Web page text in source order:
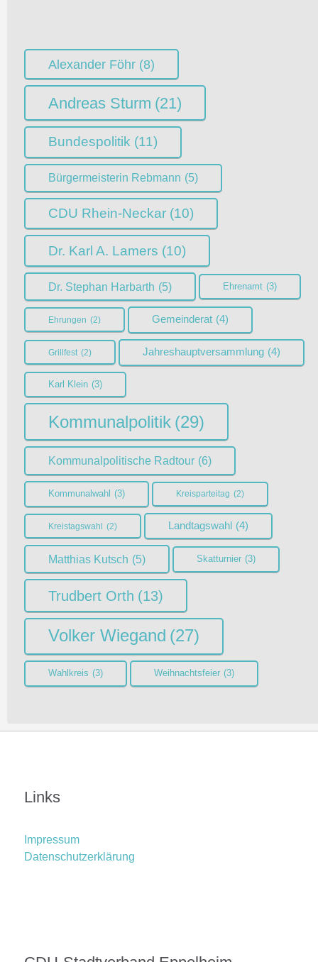
Alexander Föhr (8)
Andreas Sturm (21)
Bundespolitik (11)
Bürgermeisterin Rebmann (5)
CDU Rhein-Neckar (10)
Dr. Karl A. Lamers (10)
Dr. Stephan Harbarth (5) Ehrenamt (3)
Ehrungen (2) Gemeinderat (4)
Grillfest (2) Jahreshauptversammlung (4)
Karl Klein (3)
Kommunalpolitik (29)
Kommunalpolitische Radtour (6)
Kommunalwahl (3) Kreisparteitag (2)
Kreistagswahl (2) Landtagswahl (4)
Matthias Kutsch (5) Skatturnier (3)
Trudbert Orth (13)
Volker Wiegand (27)
Wahlkreis (3) Weihnachtsfeier (3)
Links
Impressum
Datenschutzerklärung